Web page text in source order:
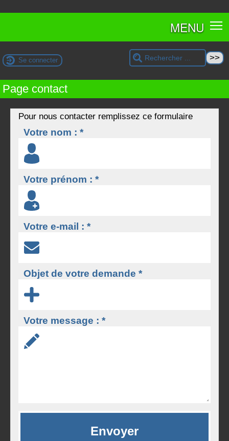
MENU
Se connecter
Page contact
Pour nous contacter remplissez ce formulaire
Votre nom : *
Votre prénom : *
Votre e-mail : *
Objet de votre demande *
Votre message : *